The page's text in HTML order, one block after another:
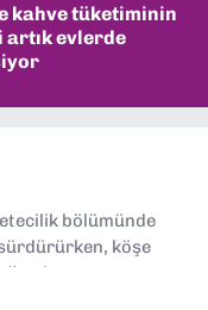
kahve tüketiminin
artık evlerde
bölümünde
köşe
basın